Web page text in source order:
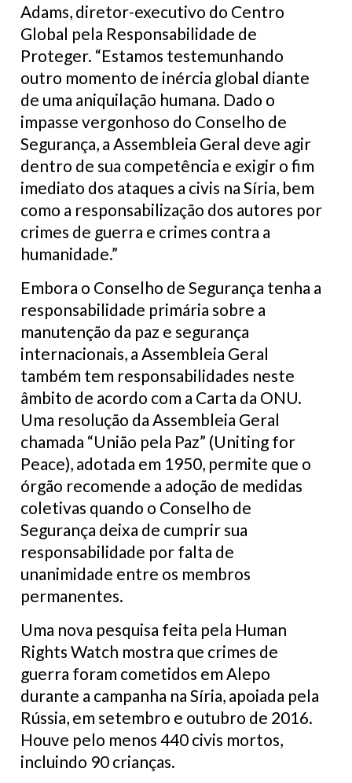
Adams, diretor-executivo do Centro
Global pela Responsabilidade de
Proteger. “Estamos testemunhando
outro momento de inércia global diante
de uma aniquilação humana. Dado o
impasse vergonhoso do Conselho de
Segurança, a Assembleia Geral deve agir
dentro de sua competência e exigir o fim
imediato dos ataques a civis na Síria, bem
como a responsabilização dos autores por
crimes de guerra e crimes contra a
humanidade.”
Embora o Conselho de Segurança tenha a
responsabilidade primária sobre a
manutenção da paz e segurança
internacionais, a Assembleia Geral
também tem responsabilidades neste
âmbito de acordo com a Carta da ONU.
Uma resolução da Assembleia Geral
chamada “União pela Paz” (Uniting for
Peace), adotada em 1950, permite que o
órgão recomende a adoção de medidas
coletivas quando o Conselho de
Segurança deixa de cumprir sua
responsabilidade por falta de
unanimidade entre os membros
permanentes.
Uma nova pesquisa feita pela Human
Rights Watch mostra que crimes de
guerra foram cometidos em Alepo
durante a campanha na Síria, apoiada pela
Rússia, em setembro e outubro de 2016.
Houve pelo menos 440 civis mortos,
incluindo 90 crianças.